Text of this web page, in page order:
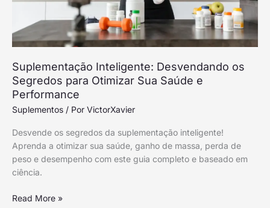
Suplementação Inteligente: Desvendando os
Segredos para Otimizar Sua Saúde e
Performance
Suplementos / Por VictorXavier
Desvende os segredos da suplementação inteligente!
Aprenda a otimizar sua saúde, ganho de massa, perda de
peso e desempenho com este guia completo e baseado em
ciência.
Performance
Read More »